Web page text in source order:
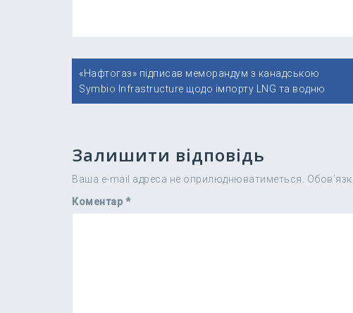
Навігація
записів
«Нафтогаз» підписав меморандум з канадською
Symbio Infrastructure щодо імпорту LNG та водню
Залишити відповідь
Ваша e-mail адреса не оприлюднюватиметься.
Коментар *